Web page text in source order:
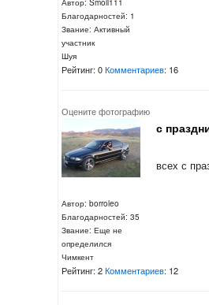
Автор: Smoll111
Благодарностей: 1
Звание: Активный
участник
Шуя
Рейтинг: 0Комментариев: 16
Оцените фотографию
Автор: borroleo
Благодарностей: 35
Звание: Еще не
определился
Чимкент
с
всех с
Рейтинг: 2Комментариев: 12